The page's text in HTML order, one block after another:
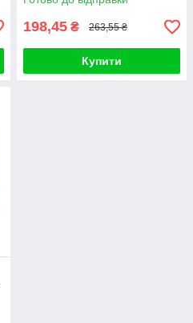
198,45 ₴ 263,55 ₴
Купити